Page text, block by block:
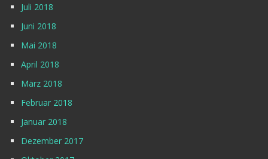
Juli 2018
Juni 2018
Mai 2018
April 2018
März 2018
Februar 2018
Januar 2018
Dezember 2017